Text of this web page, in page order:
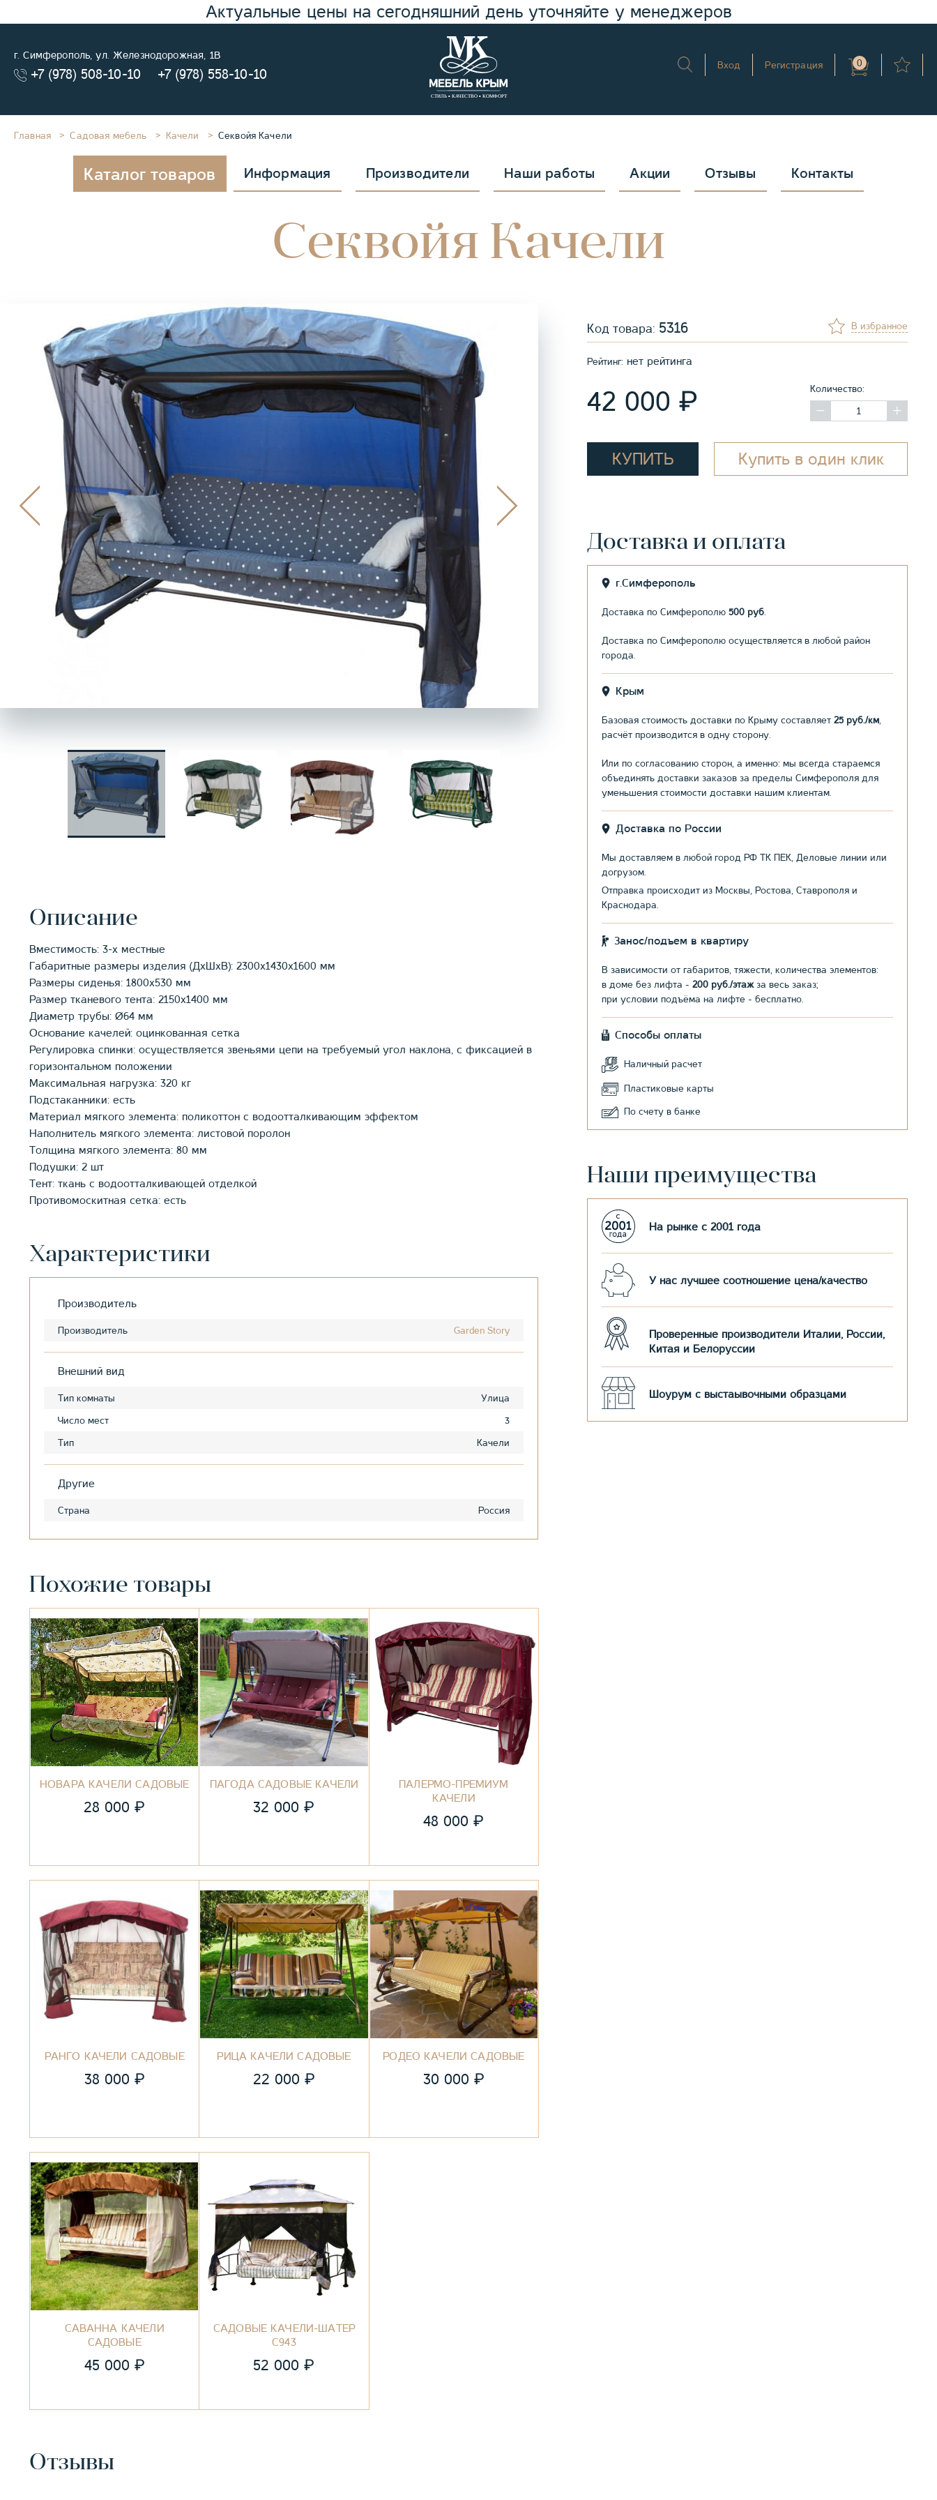
Актуальные цены на сегодняшний день уточняйте у менеджеров
г. Симферополь, ул. Железнодорожная, 1В
+7 (978) 508-10-10 +7 (978) 558-10-10
Вход Регистрация 0
Главная Садовая мебель Качели Секвойя Качели
Каталог товаров Информация Производители Наши работы Акции Отзывы Контакты
Секвойя Качели
Код товара: 5316 В избранное
Рейтинг: нет рейтинга
42 000 ₽ Количество:
КУПИТЬ Купить в один клик
Доставка и оплата
г.Симферополь
Доставка по Симферополю 500 руб
Доставка по Симферополю осуществляется в любой район
города.
Крым
Базовая стоимость доставки по Крыму составляет 25 руб./км
расчёт производится в одну сторону.
Или по согласованию сторон, а именно: мы всегда стараемся
объединять доставки заказов за пределы Симферополя для
уменьшения стоимости доставки нашим клиентам.
Доставка по России
Мы доставляем в любой город РФ ТК ПЕК, Деловые линии или
догрузом.
Отправка происходит из Москвы, Ростова, Ставрополя и
Краснодара.
Занос/подъем в квартиру
В зависимости от габаритов, тяжести, количества элементов:
в доме без лифта - 200 руб./этажза весь заказ;
при условии подъёма на лифте - бесплатно.
Способы оплаты
Наличный расчет
Пластиковые карты
По счету в банке
Наши преимущества
На рынке с 2001 года
У нас лучшее соотношение цена/качество
Проверенные производители Италии, России,
Китая и Белоруссии
Шоурум с выстаывочными образцами
Описание
Вместимость: 3-х местные
Габаритные размеры изделия (ДхШхВ): 2300х1430х1600 мм
Размеры сиденья: 1800х530 мм
Размер тканевого тента: 2150х1400 мм
Диаметр трубы: Ø64 мм
Основание качелей: оцинкованная сетка
Регулировка спинки: осуществляется звеньями цепи на требуемый угол наклона, с фиксацией в
горизонтальном положении
Максимальная нагрузка: 320 кг
Подстаканники: есть
Материал мягкого элемента: поликоттон с водоотталкивающим эффектом
Наполнитель мягкого элемента: листовой поролон
Толщина мягкого элемента: 80 мм
Подушки: 2 шт
Тент: ткань с водоотталкивающей отделкой
Противомоскитная сетка: есть
Характеристики
Производитель
Производитель Garden Story
Внешний вид
Тип комнаты
Улица
Число мест
3
Тип
Качели
Другие
Страна Россия
Похожие товары
НОВАРА КАЧЕЛИ САДОВЫЕ
28 000₽
ПАГОДА САДОВЫЕ КАЧЕЛИ
32 000₽
ПАЛЕРМО-ПРЕМИУМ
КАЧЕЛИ
48 000₽
РАНГО КАЧЕЛИ САДОВЫЕ
38 000 ₽
РИЦА КАЧЕЛИ САДОВЫЕ
22 000 ₽
РОДЕО КАЧЕЛИ САДОВЫЕ
30 000 ₽
САВАННА КАЧЕЛИ
САДОВЫЕ
45 000 ₽
САДОВЫЕ КАЧЕЛИ-ШАТЕР
С943
52 000₽
Отзывы